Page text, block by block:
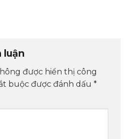
luận
được hiển thị công
buộc được đánh dấu *